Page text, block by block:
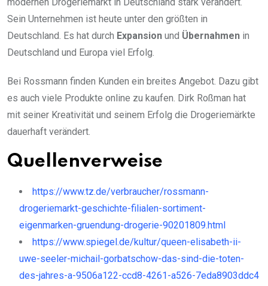
Sein Unternehmen ist heute unter den größten in
Deutschland. Es hat durch Expansion und Übernahmen in
Deutschland und Europa viel Erfolg.
Bei Rossmann finden Kunden ein breites Angebot. Dazu gibt
es auch viele Produkte online zu kaufen. Dirk Roßman hat
mit seiner Kreativität und seinem Erfolg die Drogeriemärkte
dauerhaft verändert.
Quellenverweise
https://www.tz.de/verbraucher/rossmann-
drogeriemarkt-geschichte-filialen-sortiment-
eigenmarken-gruendung-drogerie-90201809.html
https://www.spiegel.de/kultur/queen-elisabeth-ii-
uwe-seeler-michail-gorbatschow-das-sind-die-toten-
des-jahres-a-9506a122-ccd8-4261-a526-7eda8903ddc4